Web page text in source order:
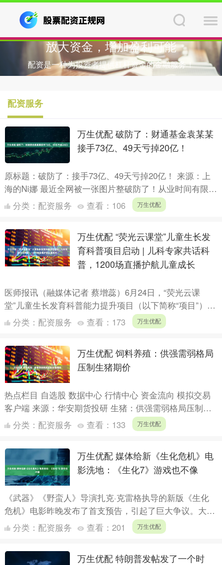
放大资金，增加盈利可能
配资是一种为投资者提供杠杆资金的金融服务！
配资服务
万生优配 破防了：财通基金袁某某
接手73亿、49天亏掉20亿！
原标题：破防了：接手73亿、49天亏掉20亿！ 来源：上
海的Ni娜 最近全网被一张图片整破防了！从业时间有限，
未曾经历完整牛熊洗礼的新人基金经理，突然接过73亿....
分类： 配资服务 查看： 106 万生优配
万生优配 “荧光云课堂”儿童生长发
育科普项目启动 | 儿科专家共话科
普，1200场直播护航儿童成长
医师报讯（融媒体记者 蔡增蕊）6月24日，“荧光云课
堂”儿童生长发育科普能力提升项目（以下简称“项目”）启
动会召开。会议聚焦儿童生长发育，旨在推动儿科科普能
分类： 配资服务 查看： 173 万生优配
万生优配 饲料养殖：供强需弱格局
压制生猪期价
热点栏目 自选股 数据中心 行情中心 资金流向 模拟交易
客户端 来源：华安期货投研 生猪：供强需弱格局压制生
猪期价 摘要： ➢ 能繁母猪去化不及预期 ➢ 政策....
分类： 配资服务 查看： 133 万生优配
万生优配 媒体给新《生化危机》电
影洗地：《生化7》游戏也不像
《武器》《野蛮人》导演扎克·克雷格执导的新版《生化
危机》电影昨晚发布了首支预告，引起了巨大争议。大量
《生化危机》的粉丝吐槽，这根本不是《生化危机》电
影，只不过名....
分类： 配资服务 查看： 201 万生优配
万生优配 特朗普发帖发了一个时